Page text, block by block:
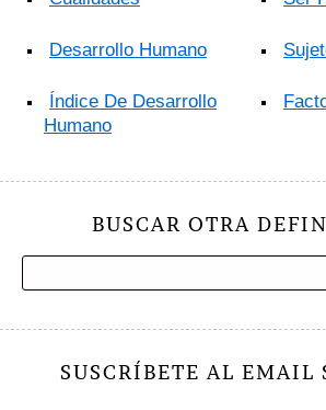
Desarrollo Humano
Índice De Desarrollo
Humano
BUSCAR OTRA
SUSCRÍBETE AL EMAIL